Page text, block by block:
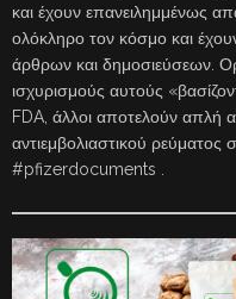
και έχουν επανειλημμένως
ολόκληρο τον κόσμο και έχουν
άρθρων και δημοσιεύσεων.
ισχυρισμούς αυτούς
FDA, άλλοι αποτελούν απλή
αντιεμβολιαστικού
#pfizerdocuments .